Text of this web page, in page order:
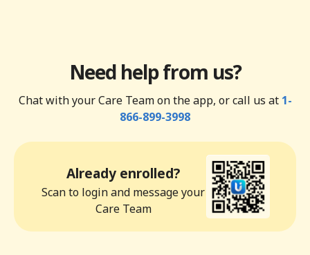
Need help from us?
Chat with your Care Team on the app, or call us at 1-
866-899-3998
Already enrolled?
Scan to login and message your
Care Team